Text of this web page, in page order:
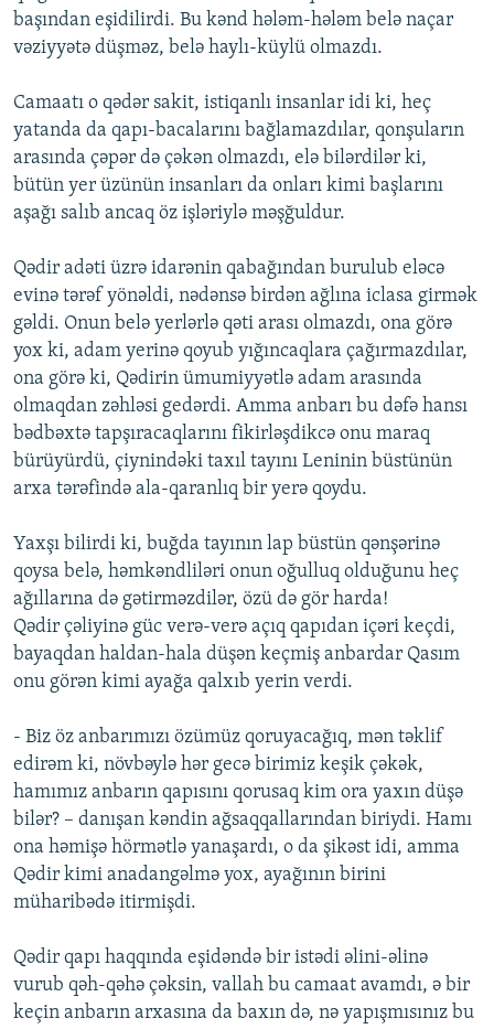
başından eşidilirdi. Bu kənd hələm-hələm belə naçar
vəziyyətə düşməz, belə haylı-küylü olmazdı.
Camaatı o qədər sakit, istiqanlı insanlar idi ki, heç
yatanda da qapı-bacalarını bağlamazdılar, qonşuların
arasında çəpər də çəkən olmazdı, elə bilərdilər ki,
bütün yer üzünün insanları da onları kimi başlarını
aşağı salıb ancaq öz işləriylə məşğuldur.
Qədir adəti üzrə idarənin qabağından burulub eləcə
evinə tərəf yönəldi, nədənsə birdən ağlına iclasa girmək
gəldi. Onun belə yerlərlə qəti arası olmazdı, ona görə
yox ki, adam yerinə qoyub yığıncaqlara çağırmazdılar,
ona görə ki, Qədirin ümumiyyətlə adam arasında
olmaqdan zəhləsi gedərdi. Amma anbarı bu dəfə hansı
bədbəxtə tapşıracaqlarını fikirləşdikcə onu maraq
bürüyürdü, çiynindəki taxıl tayını Leninin büstünün
arxa tərəfində ala-qaranlıq bir yerə qoydu.
Yaxşı bilirdi ki, buğda tayının lap büstün qənşərinə
qoysa belə, həmkəndliləri onun oğulluq olduğunu heç
ağıllarına də gətirməzdilər, özü də gör harda!
Qədir çəliyinə güc verə-verə açıq qapıdan içəri keçdi,
bayaqdan haldan-hala düşən keçmiş anbardar Qasım
onu görən kimi ayağa qalxıb yerin verdi.
- Biz öz anbarımızı özümüz qoruyacağıq, mən təklif
edirəm ki, növbəylə hər gecə birimiz keşik çəkək,
hamımız anbarın qapısını qorusaq kim ora yaxın düşə
bilər? – danışan kəndin ağsaqqallarından biriydi. Hamı
ona həmişə hörmətlə yanaşardı, o da şikəst idi, amma
Qədir kimi anadangəlmə yox, ayağının birini
müharibədə itirmişdi.
Qədir qapı haqqında eşidəndə bir istədi əlini-əlinə
vurub qəh-qəhə çəksin, vallah bu camaat avamdı, ə bir
keçin anbarın arxasına da baxın də, nə yapışmısınız bu